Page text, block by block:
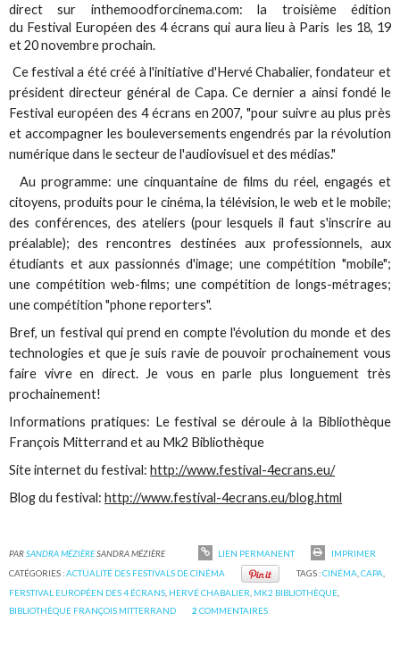
direct sur inthemoodforcinema.com: la troisième édition
du Festival Européen des 4 écrans qui aura lieu à Paris les 18, 19
et 20 novembre prochain.
Ce festival a été créé à l'initiative d'Hervé Chabalier, fondateur et
président directeur général de Capa. Ce dernier a ainsi fondé le
Festival européen des 4 écrans en 2007, "pour suivre au plus près
et accompagner les bouleversements engendrés par la révolution
numérique dans le secteur de l'audiovisuel et des médias."
Au programme: une cinquantaine de films du réel, engagés et
citoyens, produits pour le cinéma, la télévision, le web et le mobile;
des conférences, des ateliers (pour lesquels il faut s'inscrire au
préalable); des rencontres destinées aux professionnels, aux
étudiants et aux passionnés d'image; une compétition "mobile";
une compétition web-films; une compétition de longs-métrages;
une compétition "phone reporters".
Bref, un festival qui prend en compte l'évolution du monde et des
technologies et que je suis ravie de pouvoir prochainement vous
faire vivre en direct. Je vous en parle plus longuement très
prochainement!
Informations pratiques: Le festival se déroule à la Bibliothèque
François Mitterrand et au Mk2 Bibliothèque
Site internet du festival:http://www.festival-4ecrans.eu/
Blog du festival:http://www.festival-4ecrans.eu/blog.html
PARSANDRA MÉZIÈRESANDRA MÉZIÈRE LIEN PERMANENT
IMPRIMER
CATÉGORIES :ACTUALITÉ DES FESTIVALS DE CINÉMA TAGS :CINÉMA CAPA
FERSTIVAL EUROPÉEN DES 4 ÉCRANS HERVÉ CHABALIER MK2 BIBLIOTHÈQUE
BIBLIOTHÈQUE FRANÇOIS MITTERRAND
2 COMMENTAIRES